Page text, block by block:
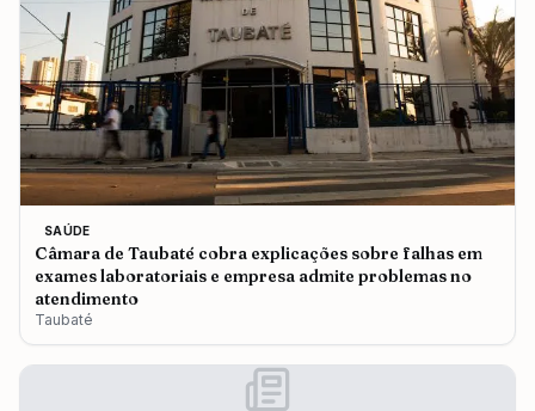
SAÚDE
Câmara de Taubaté cobra explicações sobre falhas em
exames laboratoriais e empresa admite problemas no
atendimento
Taubaté